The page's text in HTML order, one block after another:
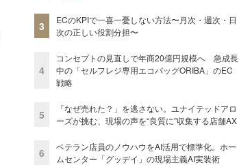
3
ECのKPIで一喜一憂しない方法〜月次・週次・日
次の正しい役割分担〜
4
コンセプトの見直しで年商20億円規模へ 急成長
中の「セルフレジ専用エコバッグORIBA」のEC
戦略
5
「なぜ売れた？」を逃さない。ユナイテッドアロ
ーズが挑む、現場の声を“良質に”収集する店舗AX
6
ベテラン店員のノウハウをAI活用で標準化。ホー
ムセンター「グッデイ」の現場主義AI実装術